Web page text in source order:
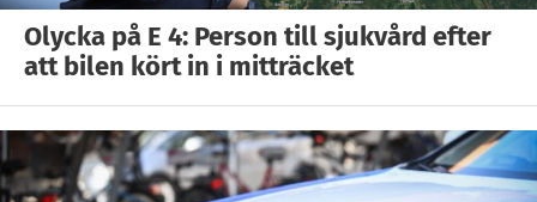
Olycka på E 4: Person till sjukvård efter
att bilen kört in i mitträcket